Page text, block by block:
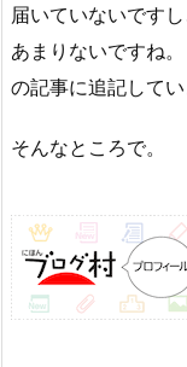
届いていないです
あまりないですね
の記事に追記してい
そんなところで。